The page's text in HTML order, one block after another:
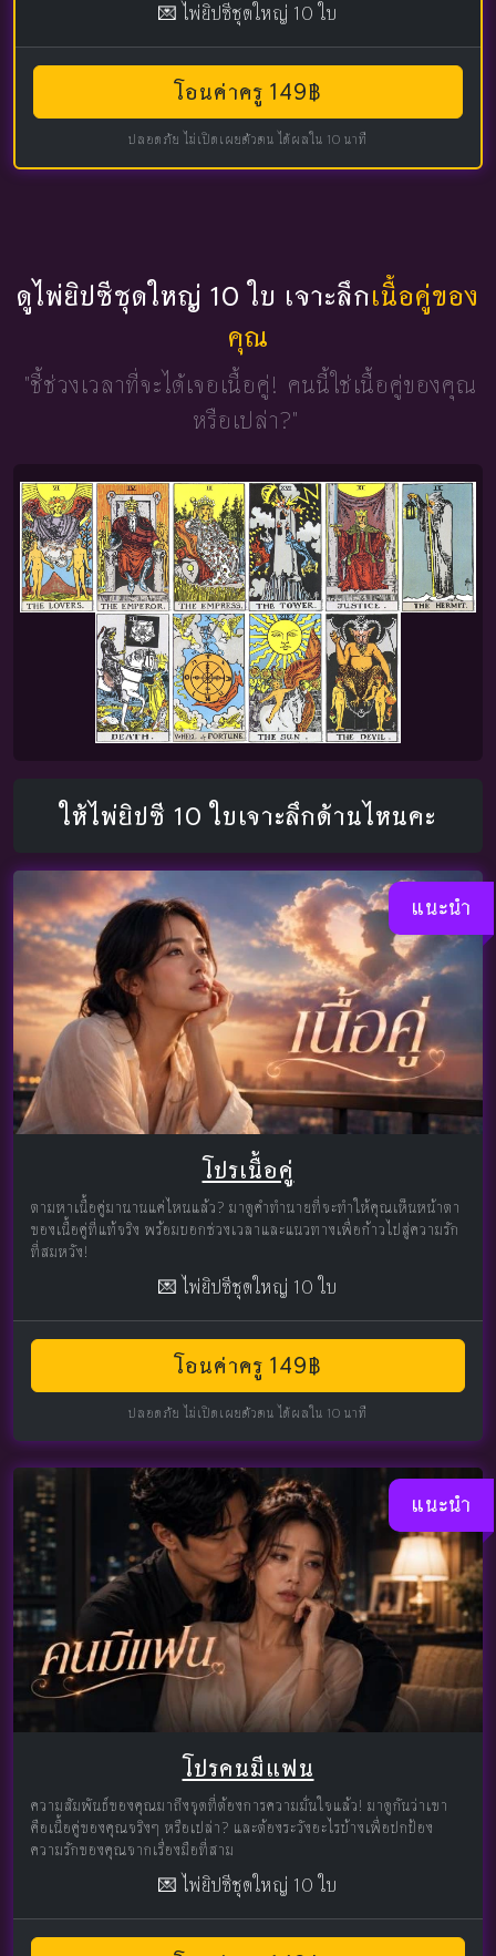
💌 ไพ่ยิปซีชุดใหญ่ 10 ใบ
โอนค่าครู 149฿
ปลอดภัย ไม่เปิดเผยตัวตน ได้ผลใน 10 นาที
ดูไพ่ยิปซีชุดใหญ่ 10 ใบ เจาะลึกเนื้อคู่ของ
คุณ
"ชี้ช่วงเวลาที่จะได้เจอเนื้อคู่! คนนี้ใช่เนื้อคู่ของคุณ
หรือเปล่า?"
ให้ไพ่ยิปซี 10 ใบเจาะลึกด้านไหนคะ
แนะนำ
โปรเนื้อคู่
ตามหาเนื้อคู่มานานแค่ไหนแล้ว? มาดูคำทำนายที่จะทำให้คุณเห็นหน้าตา
ของเนื้อคู่ที่แท้จริง พร้อมบอกช่วงเวลาและแนวทางเพื่อก้าวไปสู่ความรัก
ที่สมหวัง!
💌 ไพ่ยิปซีชุดใหญ่ 10 ใบ
โอนค่าครู 149฿
ปลอดภัย ไม่เปิดเผยตัวตน ได้ผลใน 10 นาที
แนะนำ
โปรคนมีแฟน
ความสัมพันธ์ของคุณมาถึงจุดที่ต้องการความมั่นใจแล้ว! มาดูกันว่าเขา
คือเนื้อคู่ของคุณจริงๆ หรือเปล่า? และต้องระวังอะไรบ้างเพื่อปกป้อง
ความรักของคุณจากเรื่องมือที่สาม
💌 ไพ่ยิปซีชุดใหญ่ 10 ใบ